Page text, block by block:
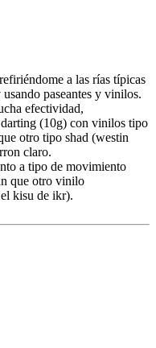
a las rías típicas
paseantes y vinilos.
efectividad,
(10g) con vinilos tipo
otro tipo shad (westin
claro.
a tipo de movimiento
que otro vinilo
kisu de ikr).